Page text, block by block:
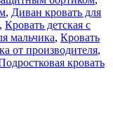
, Диван кровать для
, Кровать детская с
мальчика, Кровать
от производителя,
кровать